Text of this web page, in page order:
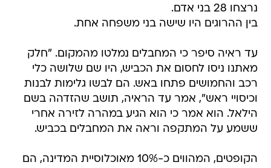
נרצחו 28 בני אדם.
בין ההרוגים היו שישה בני משפחה אחת.
עד ראיה סיפר כי המחבלים נמלטו מהמקום. "חלק
מאתנו ניסו לחסום את הכביש, היו שם שלושה כלי
רכב והחמושים פתחו באש. הם לבשו גלימות לבנות
וכיסויי ראש", אמר עד הראיה, תושב שהזדהה בשם
הילאל. הוא אמר כי הוא הגיע במהרה לזירה אחרי
ששמע על המתקפה וראה את המחבלים בכביש.
הקופטים, המהווים כ-10% מאוכלוסיית המדינה, הם